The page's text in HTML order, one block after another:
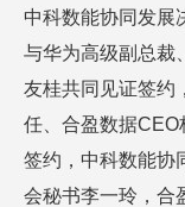
中科数能协同发展
与华为高级副总裁
友桂共同见证签约
任、合盈数据
签约，中科数能协
会秘书李一玲，合